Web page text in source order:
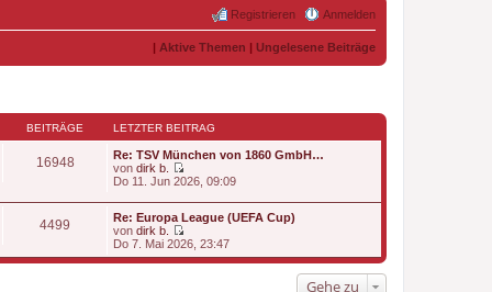
Anmelden
Registrieren
| Aktive Themen | Ungelesene Beiträge
BEITRÄGE LETZTER BEITRAG
16948
Re: TSV München von 1860 GmbH…
von dirk b.
N
u
e
t
e
Do 11. Jun 2026, 09:09
4499
Re: Europa League (UEFA Cup)
von dirk b.
N
e
u
Do 7. Mai 2026, 23:47
Gehe zu